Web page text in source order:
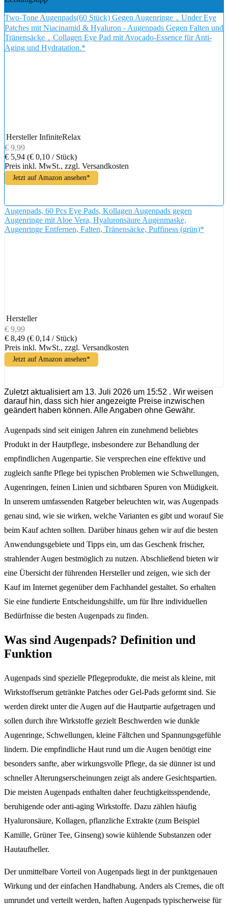
Two-Tone Augenpads(60 Stück) Gegen Augenringe，Under Eye
Patches mit Niacinamid & Hyaluron - Augenpads Gegen Falten und
Tränensäcke，Collagen Eye Pad mit Avocado-Essence für Anti-
Aging und Hydratation.*
Hersteller InfiniteRelax
€ 9,99
€ 5,94 (€ 0,10 / Stück)
Preis inkl. MwSt., zzgl. Versandkosten
Jetzt auf Amazon ansehen*
Augenpads, 60 Pcs Eye Pads, Kollagen Augenpads gegen
Augenringe mit Aloe Vera, Hyaluronsäure Augenmaske,
Augenringe Entfernen, Falten, Tränensäcke, Puffiness (grün)*
Hersteller
€ 9,99
€ 8,49 (€ 0,14 / Stück)
Preis inkl. MwSt., zzgl. Versandkosten
Jetzt auf Amazon ansehen*
Zuletzt aktualisiert am 13. Juli 2026 um 15:52 . Wir weisen
darauf hin, dass sich hier angezeigte Preise inzwischen
geändert haben können. Alle Angaben ohne Gewähr.
Augenpads sind seit einigen Jahren ein zunehmend beliebtes
Produkt in der Hautpflege, insbesondere zur Behandlung der
empfindlichen Augenpartie. Sie versprechen eine effektive und
zugleich sanfte Pflege bei typischen Problemen wie Schwellungen,
Augenringen, feinen Linien und sichtbaren Spuren von Müdigkeit.
In unserem umfassenden Ratgeber beleuchten wir, was Augenpads
genau sind, wie sie wirken, welche Varianten es gibt und worauf Sie
beim Kauf achten sollten. Darüber hinaus gehen wir auf die besten
Anwendungsgebiete und Tipps ein, um das Geschenk frischer,
strahlender Augen bestmöglich zu nutzen. Abschließend bieten wir
eine Übersicht der führenden Hersteller und zeigen, wie sich der
Kauf im Internet gegenüber dem Fachhandel gestaltet. So erhalten
Sie eine fundierte Entscheidungshilfe, um für Ihre individuellen
Bedürfnisse die besten Augenpads zu finden.
Was sind Augenpads? Definition und
Funktion
Augenpads sind spezielle Pflegeprodukte, die meist als kleine, mit
Wirkstoffserum getränkte Patches oder Gel-Pads geformt sind. Sie
werden direkt unter die Augen auf die Hautpartie aufgetragen und
sollen durch ihre Wirkstoffe gezielt Beschwerden wie dunkle
Augenringe, Schwellungen, kleine Fältchen und Spannungsgefühle
lindern. Die empfindliche Haut rund um die Augen benötigt eine
besonders sanfte, aber wirkungsvolle Pflege, da sie dünner ist und
schneller Alterungserscheinungen zeigt als andere Gesichtspartien.
Die meisten Augenpads enthalten daher feuchtigkeitsspendende,
beruhigende oder anti-aging Wirkstoffe. Dazu zählen häufig
Hyaluronsäure, Kollagen, pflanzliche Extrakte (zum Beispiel
Kamille, Grüner Tee, Ginseng) sowie kühlende Substanzen oder
Hautaufheller.
Der unmittelbare Vorteil von Augenpads liegt in der punktgenauen
Wirkung und der einfachen Handhabung. Anders als Cremes, die oft
umrundet und verteilt werden, haften Augenpads typischerweise für